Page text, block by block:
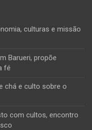
culturas e missão
Barueri, propõe
fé
chá e culto sobre o
com cultos, encontro